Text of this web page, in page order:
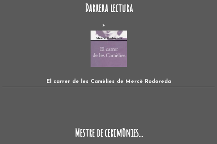
Darrera lectura
El carrer de les Camèlies de Mercè Rodoreda
Mestre de cerimònies...